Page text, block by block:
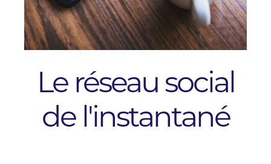
Le réseau social
de l'instantané